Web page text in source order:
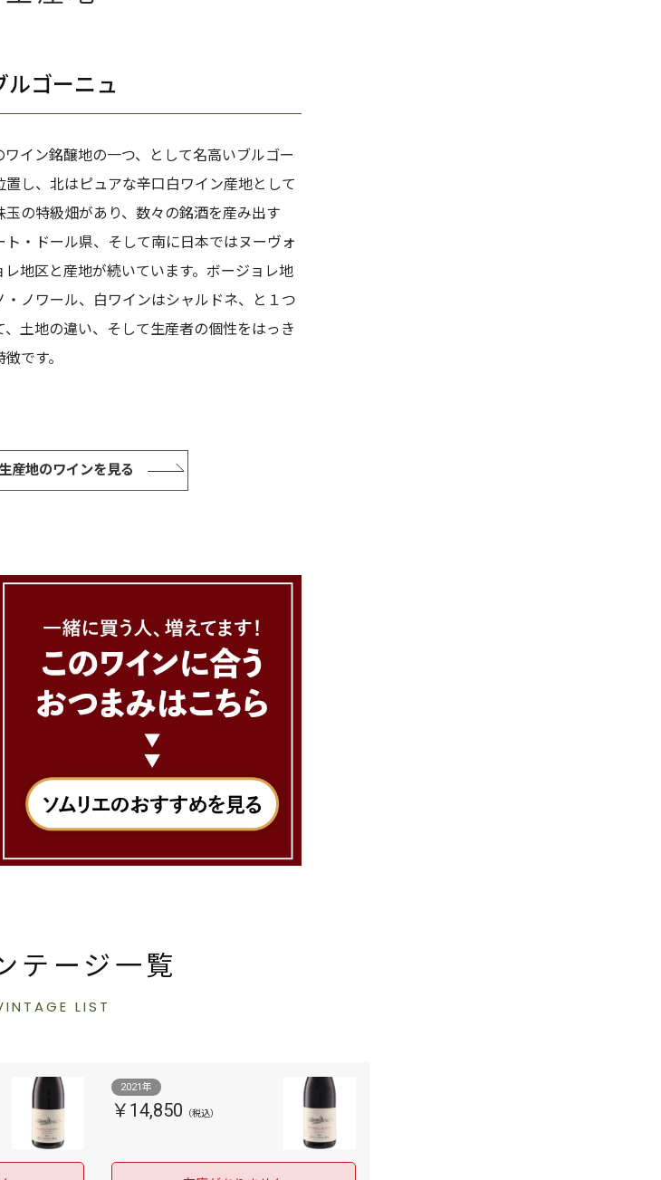
ルゴーニュ
イン銘醸地の一つ、として名高いブルゴー
し、北はピュアな辛口白ワイン産地として
の特級畑があり、数々の銘酒を産み出す
ト・ドール県、そして南に日本ではヌーヴォ
地区と産地が続いています。ボージョレ地
ノワール、白ワインはシャルドネ、と１つ
土地の違い、そして生産者の個性をはっき
です。
産地のワインを見る
テージ一覧
LIST
2021年
￥14,850